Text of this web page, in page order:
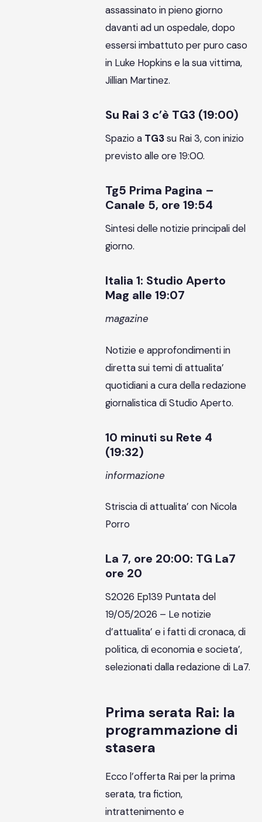
assassinato in pieno giorno
davanti ad un ospedale, dopo
essersi imbattuto per puro caso
in Luke Hopkins e la sua vittima,
Jillian Martinez.
Su Rai 3 c’è TG3 (19:00)
Spazio a TG3su Rai 3, con inizio
previsto alle ore 19:00.
Tg5 Prima Pagina –
Canale 5, ore 19:54
Sintesi delle notizie principali del
giorno.
Italia 1: Studio Aperto
Mag alle 19:07
magazine
Notizie e approfondimenti in
diretta sui temi di attualita’
quotidiani a cura della redazione
giornalistica di Studio Aperto.
10 minuti su Rete 4
(19:32)
informazione
Striscia di attualita’ con Nicola
Porro
La 7, ore 20:00: TG La7
ore 20
S2026 Ep139 Puntata del
19/05/2026 – Le notizie
d’attualita’ e i fatti di cronaca, di
politica, di economia e societa’,
selezionati dalla redazione di La7.
Prima serata Rai: la
programmazione di
stasera
Ecco l’offerta Rai per la prima
serata, tra fiction,
intrattenimento e